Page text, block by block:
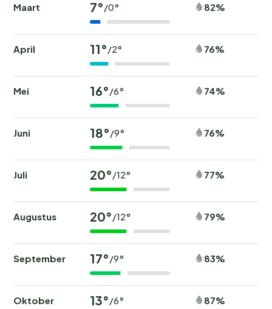
Maart 7°/0° 82%
April 11°/2° 76%
Mei 16°/6° 74%
Juni 18°/9° 76%
Juli 20°/12° 77%
Augustus 20°/12° 79%
September 17°/9° 83%
Oktober 13°/6° 87%